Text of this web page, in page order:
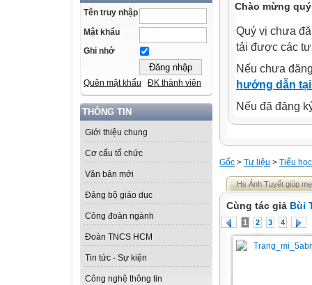
Tên truy nhập
Mật khẩu
Ghi nhớ
Quên mật khẩu ĐK thành viên
THÔNG TIN
Giới thiệu chung
Cơ cấu tổ chức
Văn bản mới
Đảng bộ giáo dục
Công đoàn ngành
Đoàn TNCS HCM
Tin tức - Sự kiện
Công nghệ thông tin
Chào mừng
Quý vị chưa
tải được các
Nếu chưa
hướng dẫn
Nếu đã đăng
Gốc > Tư liệu > Tiểu học
Hs Ánh Tuyết giúp
Cùng tác giả Bùi
1 2 3 4